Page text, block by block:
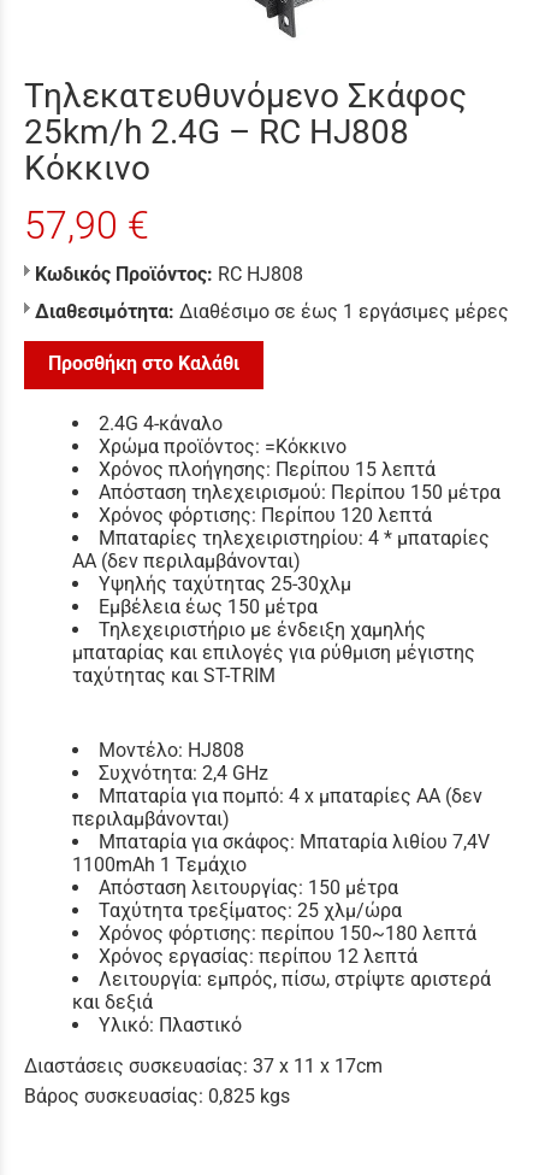
Τηλεκατευθυνόμενο Σκάφος
25km/h 2.4G – RC HJ808
Κόκκινο
57,90 €
Κωδικός Προϊόντος: RC HJ808
Διαθεσιμότητα: Διαθέσιμο σε έως 1 εργάσιμες μέρες
Προσθήκη στο Καλάθι
2.4G 4-κάναλο
Χρώμα προϊόντος: =Κόκκινο
Χρόνος πλοήγησης: Περίπου 15 λεπτά
Απόσταση τηλεχειρισμού: Περίπου 150 μέτρα
Χρόνος φόρτισης: Περίπου 120 λεπτά
Μπαταρίες τηλεχειριστηρίου: 4 * μπαταρίες
AA (δεν περιλαμβάνονται)
Υψηλής ταχύτητας 25-30χλμ
Εμβέλεια έως 150 μέτρα
Τηλεχειριστήριο με ένδειξη χαμηλής
μπαταρίας και επιλογές για ρύθμιση μέγιστης
ταχύτητας και ST-TRIM
Μοντέλο: HJ808
Συχνότητα: 2,4 GHz
Μπαταρία για πομπό: 4 x μπαταρίες AA (δεν
περιλαμβάνονται)
Μπαταρία για σκάφος: Μπαταρία λιθίου 7,4V
1100mAh 1 Τεμάχιο
Απόσταση λειτουργίας: 150 μέτρα
Ταχύτητα τρεξίματος: 25 χλμ/ώρα
Χρόνος φόρτισης: περίπου 150~180 λεπτά
Χρόνος εργασίας: περίπου 12 λεπτά
Λειτουργία: εμπρός, πίσω, στρίψτε αριστερά
και δεξιά
Υλικό: Πλαστικό
Διαστάσεις συσκευασίας: 37 x 11 x 17cm
Βάρος συσκευασίας: 0,825 kgs